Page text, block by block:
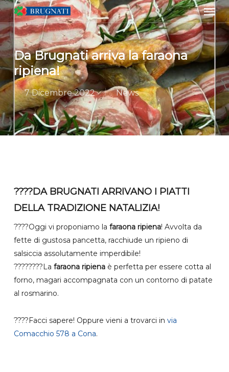
Skip
main
content
Da Brugnati arriva la faraona
ripiena!
7 Dicembre 2022 News
????DA BRUGNATI ARRIVANO I PIATTI
DELLA TRADIZIONE NATALIZIA!
????Oggi vi proponiamo la faraona ripiena! Avvolta da
fette di gustosa pancetta, racchiude un ripieno di
salsiccia assolutamente imperdibile!
????‍????La faraona ripienaè perfetta per essere cotta al
forno, magari accompagnata con un contorno di patate
al rosmarino.
????Facci sapere! Oppure vieni a trovarci in via
Comacchio 578 a Cona.